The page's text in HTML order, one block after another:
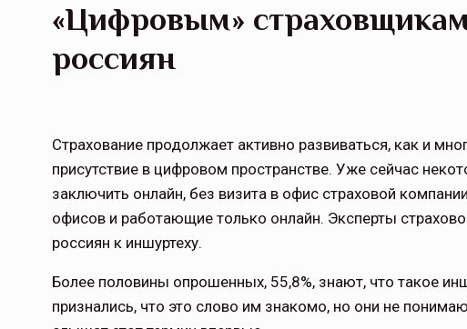
«Цифровым»
россиян
Страхование продолжает активно развиваться, как и
присутствие в цифровом пространстве. Уже сейчас
заключить онлайн, без визита в офис страховой
офисов и работающие только онлайн. Эксперты
россиян к иншуртеху.
Более половины опрошенных, 55,8%, знают, что такое
признались, что это слово им знакомо, но они не